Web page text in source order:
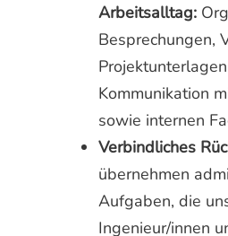
Arbeitsalltag:
Besprechungen,
Kommunikation
sowie internen
Verbindliches
übernehmen
Aufgaben, die
Ingenieur/innen